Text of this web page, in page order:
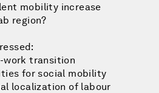
mobility increase
region?
work transition
for social mobility
localization of labour